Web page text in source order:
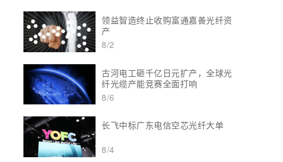
领益智造终止收购富通嘉善光纤资
产
8/2
古河电工砸千亿日元扩产，全球光
纤光缆产能竞赛全面打响
8/6
长飞中标广东电信空芯光纤大单
8/4